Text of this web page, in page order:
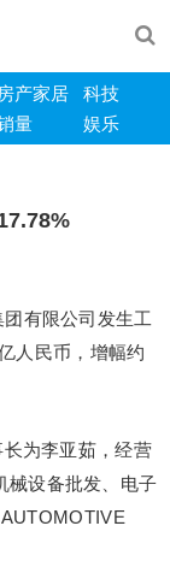
房产家居
科技
量 娱乐
有限公司发生工
人民币，增幅约
为李亚茹，经营
械设备批发、电子